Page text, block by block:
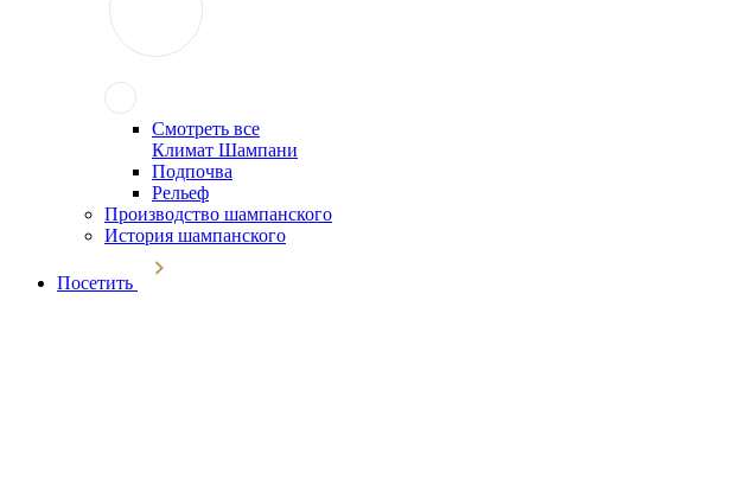
Смотреть все
Климат Шампани
Подпочва
Рельеф
Производство шампанского
История шампанского
Посетить